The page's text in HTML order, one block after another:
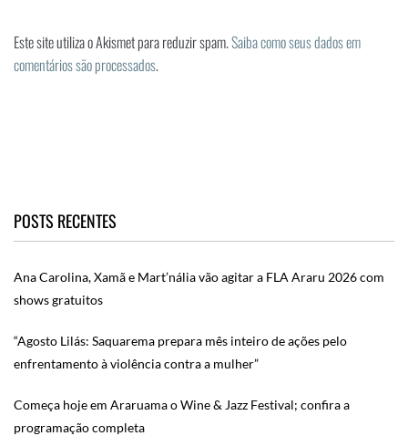
Este site utiliza o Akismet para reduzir spam.Saiba como seus dados em
comentários são processados.
POSTS RECENTES
Ana Carolina, Xamã e Mart’nália vão agitar a FLA Araru 2026 com
shows gratuitos
“Agosto Lilás: Saquarema prepara mês inteiro de ações pelo
enfrentamento à violência contra a mulher”
Começa hoje em Araruama o Wine & Jazz Festival; confira a
programação completa